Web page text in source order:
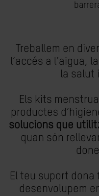
Treballem en
l’accés a l’aigua,
la salut
Els kits
productes
solucions que
quan són
El teu suport dona
desenvolupem